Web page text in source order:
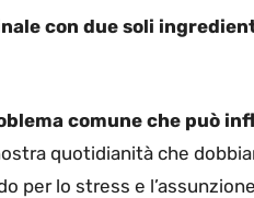
con due soli
comune che può
quotidianità che
per lo stress e